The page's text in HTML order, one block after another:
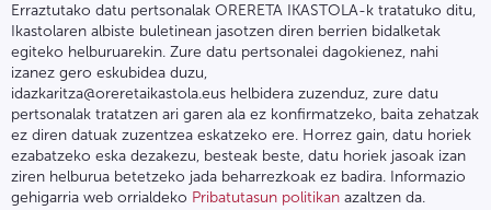
Erraztutako datu pertsonalak ORERETA IKASTOLA-k tratatuko ditu,
Ikastolaren albiste buletinean jasotzen diren berrien bidalketak
egiteko helburuarekin. Zure datu pertsonalei dagokienez, nahi
izanez gero eskubidea duzu,
idazkaritza@oreretaikastola.eus helbidera zuzenduz, zure datu
pertsonalak tratatzen ari garen ala ez konfirmatzeko, baita zehatzak
ez diren datuak zuzentzea eskatzeko ere. Horrez gain, datu horiek
ezabatzeko eska dezakezu, besteak beste, datu horiek jasoak izan
ziren helburua betetzeko jada beharrezkoak ez badira. Informazio
gehigarria web orrialdeko Pribatutasun politikan azaltzen da.